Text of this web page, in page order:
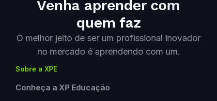
Venha aprender com
quem faz
O melhor jeito de ser um profissional inovador
no mercado é aprendendo com um.
Sobre a XPE
Conheça a XP Educação